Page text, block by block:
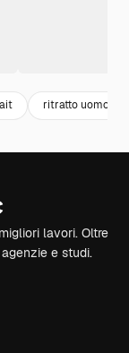
ritratto uomo
lavori. Oltre
e studi.